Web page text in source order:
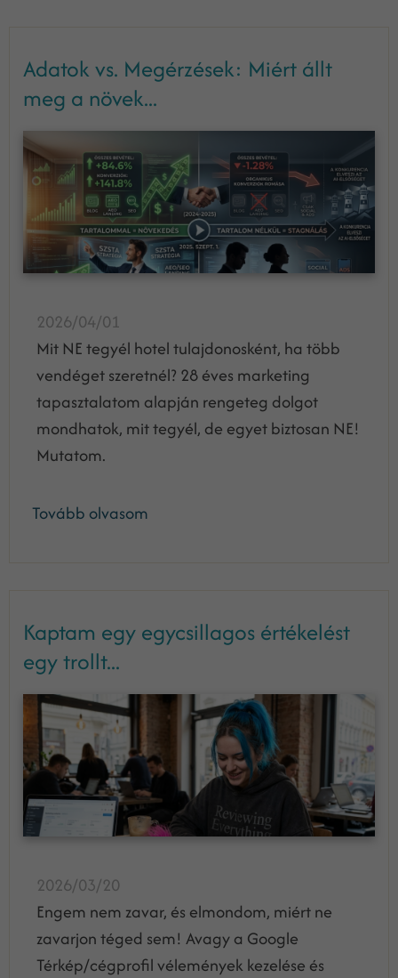
Adatok vs. Megérzések: Miért állt
meg a növek...
2026/04/01
Mit NE tegyél hotel tulajdonosként, ha több
vendéget szeretnél? 28 éves marketing
tapasztalatom alapján rengeteg dolgot
mondhatok, mit tegyél, de egyet biztosan NE!
Mutatom.
Tovább olvasom
Kaptam egy egycsillagos értékelést
egy trollt...
2026/03/20
Engem nem zavar, és elmondom, miért ne
zavarjon téged sem! Avagy a Google
Térkép/cégprofil vélemények kezelése és